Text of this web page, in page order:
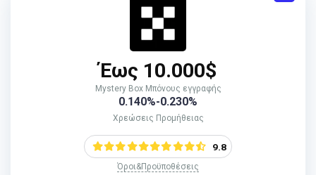
Έως 10.000$
Mystery Box Μπόνους εγγραφής
0.140%-0.230%
Χρεώσεις Προμήθειας
9.8
Όροι&Προϋποθέσεις